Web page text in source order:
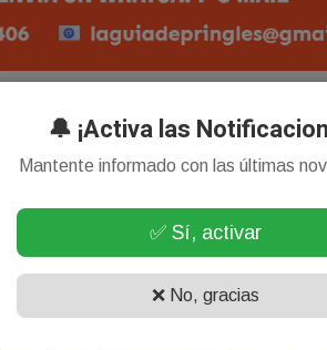
BONAERENSES
Fin de semana con
trufas, buñuelos,
chorizos a la
pomarola y también
🔔 ¡Activa las
Mantente informado con las últimas
✅ Sí, activar
❌ No, gracias